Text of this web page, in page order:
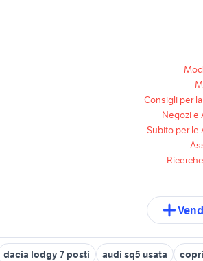
Consigli per
Negozi e
Subito per le
dacia lodgy 7 posti audi sq5 usata